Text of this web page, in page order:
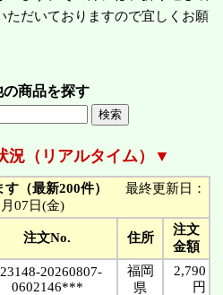
ただいておりますので宜しくお願
の商品を探す
況（リアルタイム）▼